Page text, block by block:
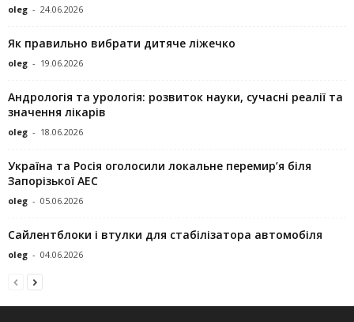
oleg - 24.06.2026
Як правильно вибрати дитяче ліжечко
oleg - 19.06.2026
Андрологія та урологія: розвиток науки, сучасні реалії та
значення лікарів
oleg - 18.06.2026
Україна та Росія оголосили локальне перемир’я біля
Запорізької АЕС
oleg - 05.06.2026
Сайлентблоки і втулки для стабілізатора автомобіля
oleg - 04.06.2026